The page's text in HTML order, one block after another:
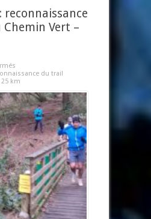
reconnaissance
Vert –
du trail
km